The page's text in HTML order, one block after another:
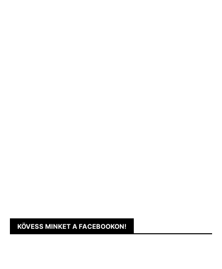
KÖVESS MINKET A FACEBOOKON!